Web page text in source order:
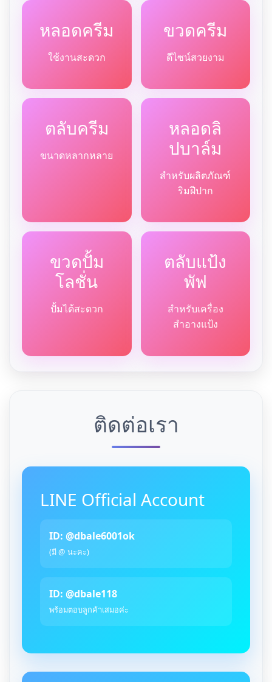
หลอดครีม
ใช้งานสะดวก
ขวดครีม
ดีไซน์สวยงาม
ตลับครีม
ขนาดหลากหลาย
หลอดลิ
ปบาล์ม
สำหรับผลิตภัณฑ์
ริมฝีปาก
ขวดปั้ม
โลชั่น
ปั้มได้สะดวก
ตลับแป้ง
พัฟ
สำหรับเครื่อง
สำอางแป้ง
ติดต่อเรา
LINE Official Account
ID: @dbale6001ok
(มี @ นะคะ)
ID: @dbale118
พร้อมตอบลูกค้าเสมอค่ะ